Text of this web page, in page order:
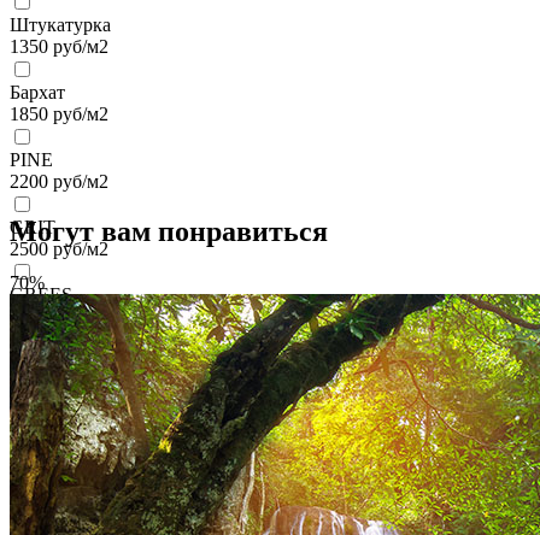
Штукатурка
1350 руб/м2
Бархат
1850 руб/м2
PINE
2200 руб/м2
GRIT
2500 руб/м2
GREES
2500руб/м2
VELOURS
2700руб/м2
VENTO
3700руб/м2
BRISE
4100 руб/м2
Могут вам понравиться
70%